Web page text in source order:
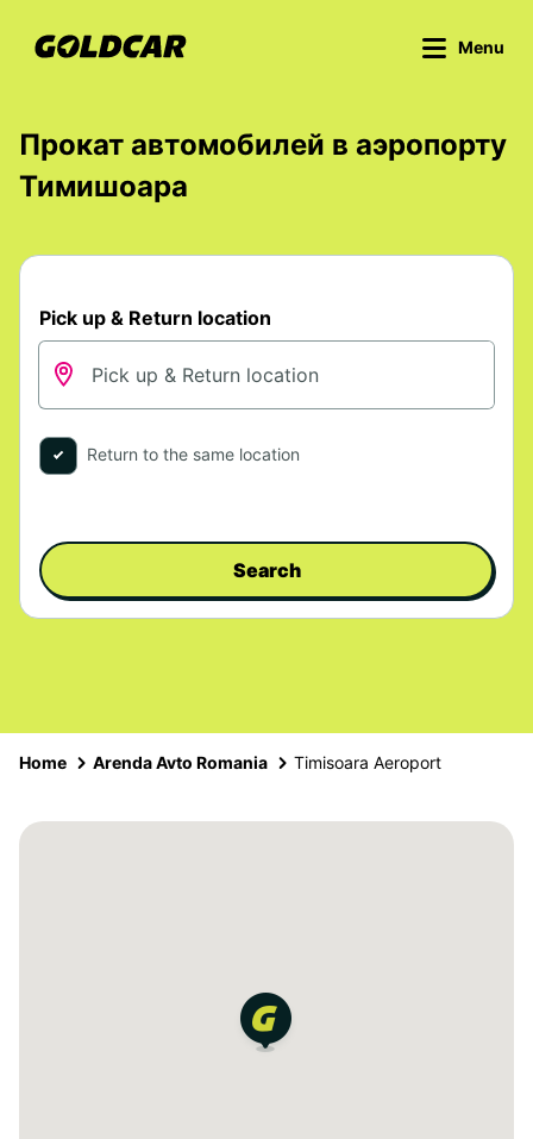
Menu
Прокат автомобилей в аэропорту
Тимишоара
Pick up & Return location
Return to the same location
Search
Home Arenda Avto Romania Timisoara Aeroport